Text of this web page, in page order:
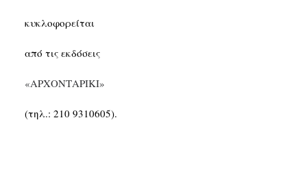
κυκλοφορείται
από τις εκδόσεις
«ΑΡΧΟΝΤΑΡΙΚΙ»
(τηλ.: 210 9310605).